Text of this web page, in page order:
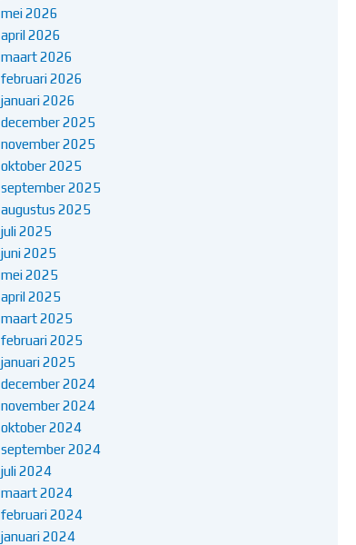
mei 2026
april 2026
maart 2026
februari 2026
januari 2026
december 2025
november 2025
oktober 2025
september 2025
augustus 2025
juli 2025
juni 2025
mei 2025
april 2025
maart 2025
februari 2025
januari 2025
december 2024
november 2024
oktober 2024
september 2024
juli 2024
maart 2024
februari 2024
januari 2024